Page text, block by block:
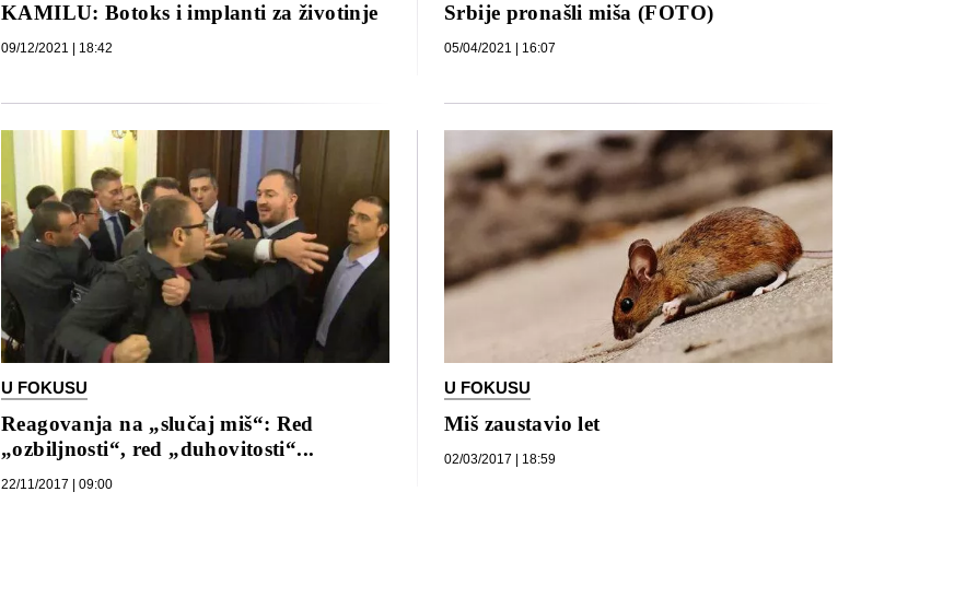
KAMILU: Botoks i implanti za životinje
09/12/2021 | 18:42
Srbije pronašli miša (FOTO)
05/04/2021 | 16:07
U FOKUSU
Reagovanja na „slučaj miš“: Red
„ozbiljnosti“, red „duhovitosti“...
22/11/2017 | 09:00
U FOKUSU
Miš zaustavio let
02/03/2017 | 18:59